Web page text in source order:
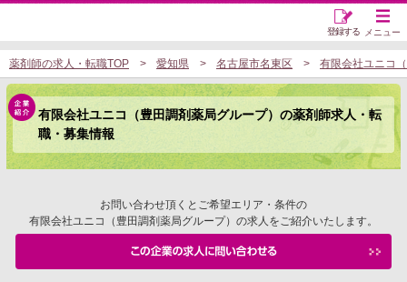
メニュー
登録する
薬剤師の求人・転職TOP 愛知県 名古屋市名東区 有限会社ユニコ
有限会社ユニコ（豊田調剤薬局グループ）の薬剤師求人・転
職・募集情報
お問い合わせ頂くとご希望エリア・条件の
有限会社ユニコ（豊田調剤薬局グループ）の求人をご紹介いたします。